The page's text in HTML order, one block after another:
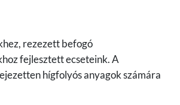
rezezett befogó
fejlesztett ecseteink. A
hígfolyós anyagok számára